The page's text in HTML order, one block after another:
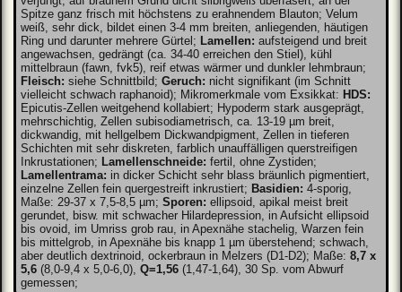
Spitze ganz frisch mit höchstens zu erahnendem Blauton; Velum
weiß, sehr dick, bildet einen 3-4 mm breiten, anliegenden, häutigen
Ring und darunter mehrere Gürtel; Lamellen: aufsteigend und breit
angewachsen, gedrängt (ca. 34-40 erreichen den Stiel), kühl
mittelbraun (fawn, fvk5), reif etwas wärmer und dunkler lehmbraun;
Fleisch: siehe Schnittbild; Geruch: nicht signifikant (im Schnitt
vielleicht schwach raphanoid); Mikromerkmale vom Exsikkat: HDS:
Epicutis-Zellen weitgehend kollabiert; Hypoderm stark ausgeprägt,
mehrschichtig, Zellen subisodiametrisch, ca. 13-19 µm breit,
dickwandig, mit hellgelbem Dickwandpigment, Zellen in tieferen
Schichten mit sehr diskreten, farblich unauffälligen querstreifigen
Inkrustationen; Lamellenschneide: fertil, ohne Zystiden;
Lamellentrama: in dicker Schicht sehr blass bräunlich pigmentiert,
einzelne Zellen fein quergestreift inkrustiert; Basidien: 4-sporig,
Maße: 29-37 x 7,5-8,5 µm; Sporen: ellipsoid, apikal meist breit
gerundet, bisw. mit schwacher Hilardepression, in Aufsicht ellipsoid
bis ovoid, im Umriss grob rau, in Apexnähe stachelig, Warzen fein
bis mittelgrob, in Apexnähe bis knapp 1 µm überstehend; schwach,
aber deutlich dextrinoid, ockerbraun in Melzers (D1-D2); Maße: 8,7 x
5,6(8,0-9,4 x 5,0-6,0), Q=1,56(1,47-1,64), 30 Sp. vom Abwurf
gemessen;